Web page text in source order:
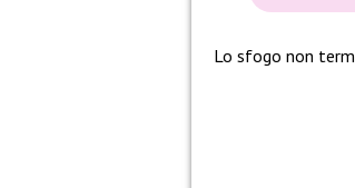
Lo sfogo non